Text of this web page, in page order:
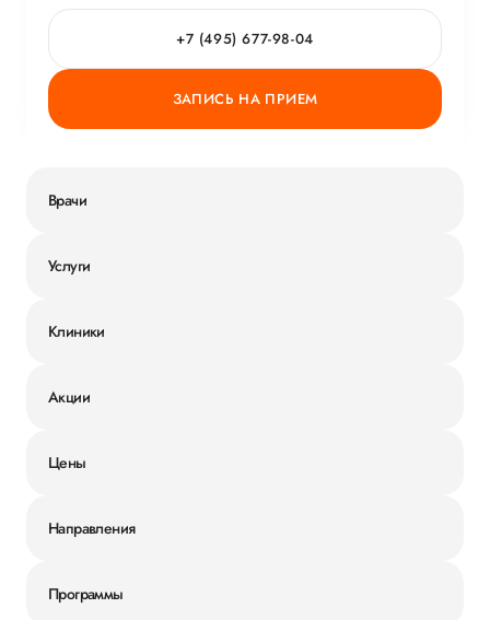
+7 (495) 677-98-04
ЗАПИСЬ НА ПРИЕМ
Врачи
Услуги
Клиники
Акции
Цены
Направления
Программы